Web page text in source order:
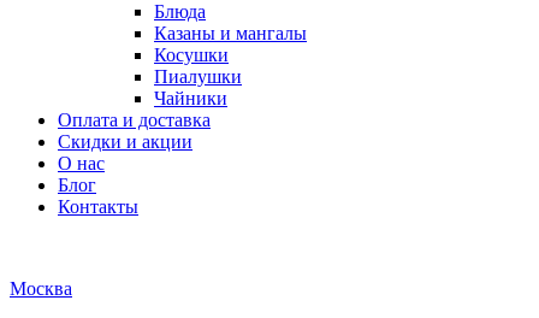
Блюда
Казаны и мангалы
Косушки
Пиалушки
Чайники
Оплата и доставка
Скидки и акции
О нас
Блог
Контакты
Москва